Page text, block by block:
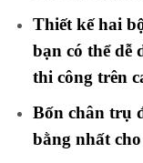
Thiết kế hai
bạn có thể dễ
thi công trên
Bốn chân trụ
bằng nhất